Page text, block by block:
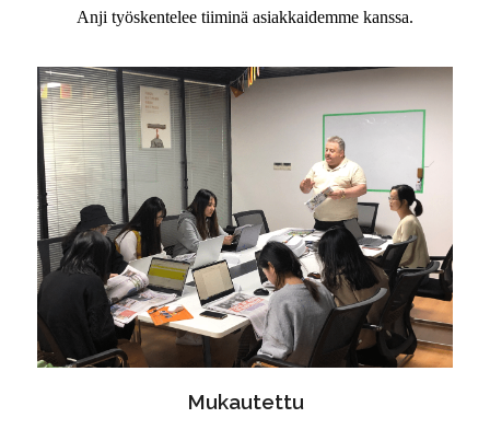
Anji työskentelee tiiminä asiakkaidemme kanssa.
Mukautettu